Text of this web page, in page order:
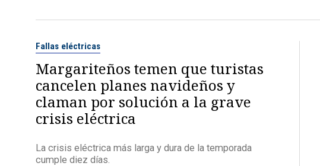
Fallas eléctricas
Margariteños temen que turistas
cancelen planes navideños y
claman por solución a la grave
crisis eléctrica
La crisis eléctrica más larga y dura de la temporada
cumple diez días.